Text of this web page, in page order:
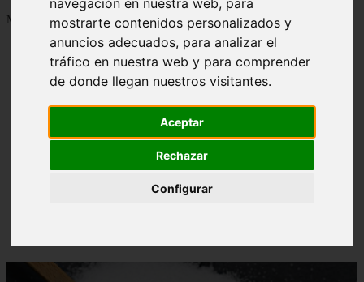
mostrarte contenidos personalizados y
anuncios adecuados, para analizar el
tráfico en nuestra web y para comprender
de donde llegan nuestros visitantes.
Aceptar
Rechazar
Configurar
Mostrando 1 - 24 de 1288 artículos
Contraindicaciones del espino amarillo: conocelas
ahora